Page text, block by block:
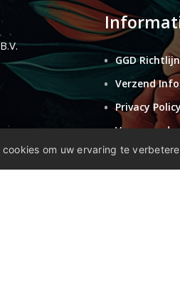
GGD
Verzend
Privacy
Retouren
om uw ervaring te